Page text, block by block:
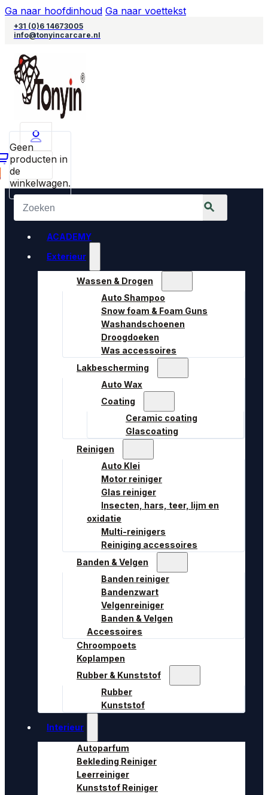
Ga naar hoofdinhoud Ga naar voettekst
+31 (0)6 14673005
info@tonyincarcare.nl
Geen
producten in
de
winkelwagen.
ACADEMY
Exterieur
Wassen & Drogen
Auto Shampoo
Snow foam & Foam Guns
Washandschoenen
Droogdoeken
Was accessoires
Lakbescherming
Auto Wax
Coating
Ceramic coating
Glascoating
Reinigen
Auto Klei
Motor reiniger
Glas reiniger
Insecten, hars, teer, lijm en
oxidatie
Multi-reinigers
Reiniging accessoires
Banden & Velgen
Banden reiniger
Bandenzwart
Velgenreiniger
Banden & Velgen
Accessoires
Chroompoets
Koplampen
Rubber & Kunststof
Rubber
Kunststof
Interieur
Autoparfum
Bekleding Reiniger
Leerreiniger
Kunststof Reiniger